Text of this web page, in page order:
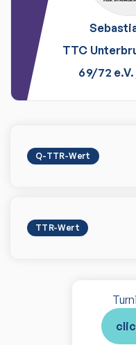
TTC
69/72 e.V.
Q-TTR-Wert
TTR-Wert